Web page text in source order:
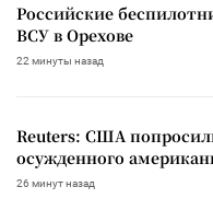
Российские
ВСУ в Орехове
22 минуты назад
Reuters: США
осужденного
26 минут назад